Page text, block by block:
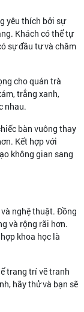
yêu thích bởi sự
Khách có thể tự
sự đầu tư và chăm
cho quán trà
trắng xanh,
nhau.
bàn vuông thay
Kết hợp với
không gian sang
nghệ thuật. Đồng
và rộng rãi hơn.
khoa học là
trang trí vẽ tranh
hãy thử và bạn sẽ